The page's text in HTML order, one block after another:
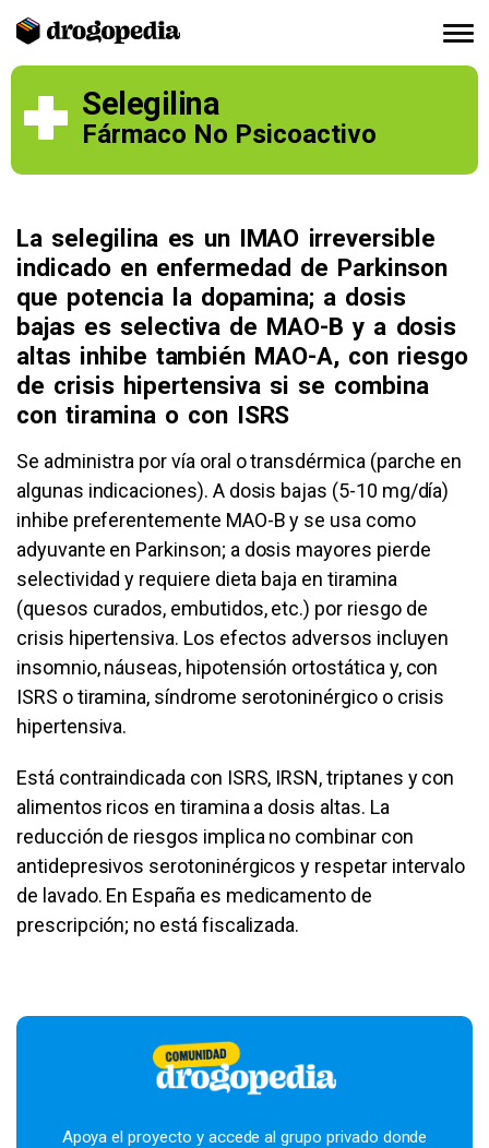
Selegilina
Fármaco No Psicoactivo
La selegilina es un IMAO irreversible
indicado en enfermedad de Parkinson
que potencia la dopamina; a dosis
bajas es selectiva de MAO-B y a dosis
altas inhibe también MAO-A, con riesgo
de crisis hipertensiva si se combina
con tiramina o con ISRS
Se administra por vía oral o transdérmica (parche en
algunas indicaciones). A dosis bajas (5-10 mg/día)
inhibe preferentemente MAO-B y se usa como
adyuvante en Parkinson; a dosis mayores pierde
selectividad y requiere dieta baja en tiramina
(quesos curados, embutidos, etc.) por riesgo de
crisis hipertensiva. Los efectos adversos incluyen
insomnio, náuseas, hipotensión ortostática y, con
ISRS o tiramina, síndrome serotoninérgico o crisis
hipertensiva.
Está contraindicada con ISRS, IRSN, triptanes y con
alimentos ricos en tiramina a dosis altas. La
reducción de riesgos implica no combinar con
antidepresivos serotoninérgicos y respetar intervalo
de lavado. En España es medicamento de
prescripción; no está fiscalizada.
Apoya el proyecto y accede al grupo privado donde